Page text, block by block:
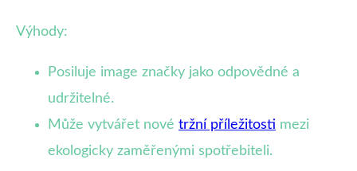
Výhody:
Posiluje image značky jako odpovědné a
udržitelné.
Může vytvářet nové tržní příležitosti mezi
ekologicky zaměřenými spotřebiteli.